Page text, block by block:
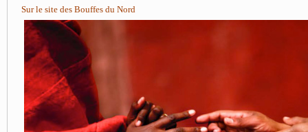
Sur le site des Bouffes du Nord